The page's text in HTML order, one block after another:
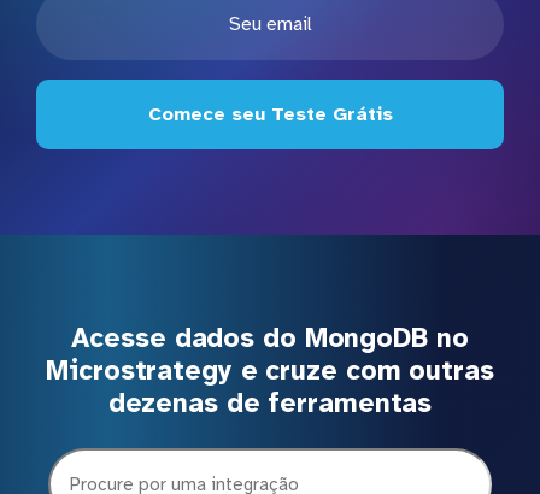
Comece seu Teste Grátis
Acesse dados do MongoDB no
Microstrategy e cruze com outras
dezenas de ferramentas